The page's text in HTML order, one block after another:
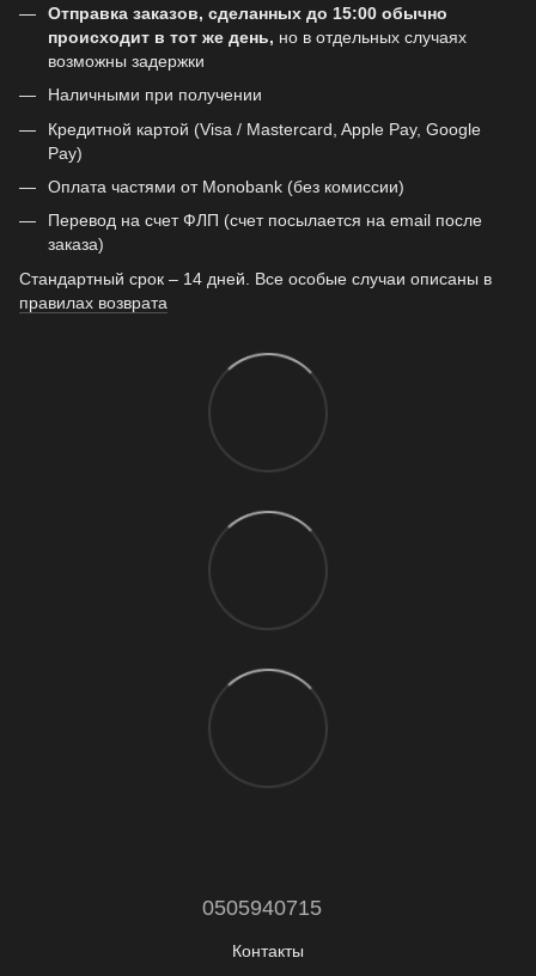
Отправка заказов, сделанных до 15:00 обычно
происходит в тот же день, но в отдельных случаях
возможны задержки
Наличными при получении
Кредитной картой (Visa / Mastercard, Apple Pay, Google
Pay)
Оплата частями от Monobank (без комиссии)
Перевод на счет ФЛП (счет посылается на email после
заказа)
Стандартный срок – 14 дней. Все особые случаи описаны в
правилах возврата
0505940715
Контакты